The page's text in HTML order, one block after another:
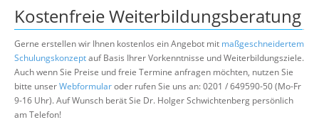
Kostenfreie Weiterbildungsberatung
Gerne erstellen wir Ihnen kostenlos ein Angebot mit maßgeschneidertem
Schulungskonzeptauf Basis Ihrer Vorkenntnisse und Weiterbildungsziele.
Auch wenn Sie Preise und freie Termine anfragen möchten, nutzen Sie
bitte unserWebformularoder rufen Sie uns an: 0201 / 649590-50 (Mo-Fr
9-16 Uhr). Auf Wunsch berät Sie Dr. Holger Schwichtenberg persönlich
am Telefon!